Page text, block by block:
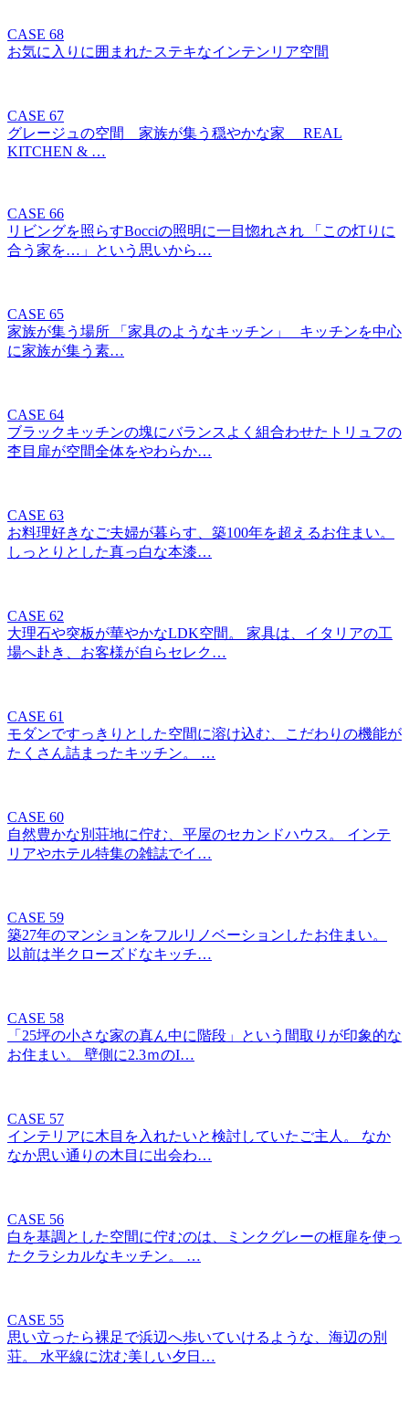
CASE 68
お気に入りに囲まれたステキなインテンリア空間
CASE 67
グレージュの空間 家族が集う穏やかな家 REAL
KITCHEN & …
CASE 66
リビングを照らすBocciの照明に一目惚れされ 「この灯りに
合う家を…」という思いから…
CASE 65
家族が集う場所 「家具のようなキッチン」 キッチンを中心
に家族が集う素…
CASE 64
ブラックキッチンの塊にバランスよく組合わせたトリュフの
杢目扉が空間全体をやわらか…
CASE 63
お料理好きなご夫婦が暮らす、築100年を超えるお住まい。
しっとりとした真っ白な本漆…
CASE 62
大理石や突板が華やかなLDK空間。 家具は、イタリアの工
場へ赴き、お客様が自らセレク…
CASE 61
モダンですっきりとした空間に溶け込む、こだわりの機能が
たくさん詰まったキッチン。 …
CASE 60
自然豊かな別荘地に佇む、平屋のセカンドハウス。 インテ
リアやホテル特集の雑誌でイ…
CASE 59
築27年のマンションをフルリノベーションしたお住まい。
以前は半クローズドなキッチ…
CASE 58
「25坪の小さな家の真ん中に階段」という間取りが印象的な
お住まい。 壁側に2.3ｍのI…
CASE 57
インテリアに木目を入れたいと検討していたご主人。 なか
なか思い通りの木目に出会わ…
CASE 56
白を基調とした空間に佇むのは、ミンクグレーの框扉を使っ
たクラシカルなキッチン。 …
CASE 55
思い立ったら裸足で浜辺へ歩いていけるような、海辺の別
荘。 水平線に沈む美しい夕日…